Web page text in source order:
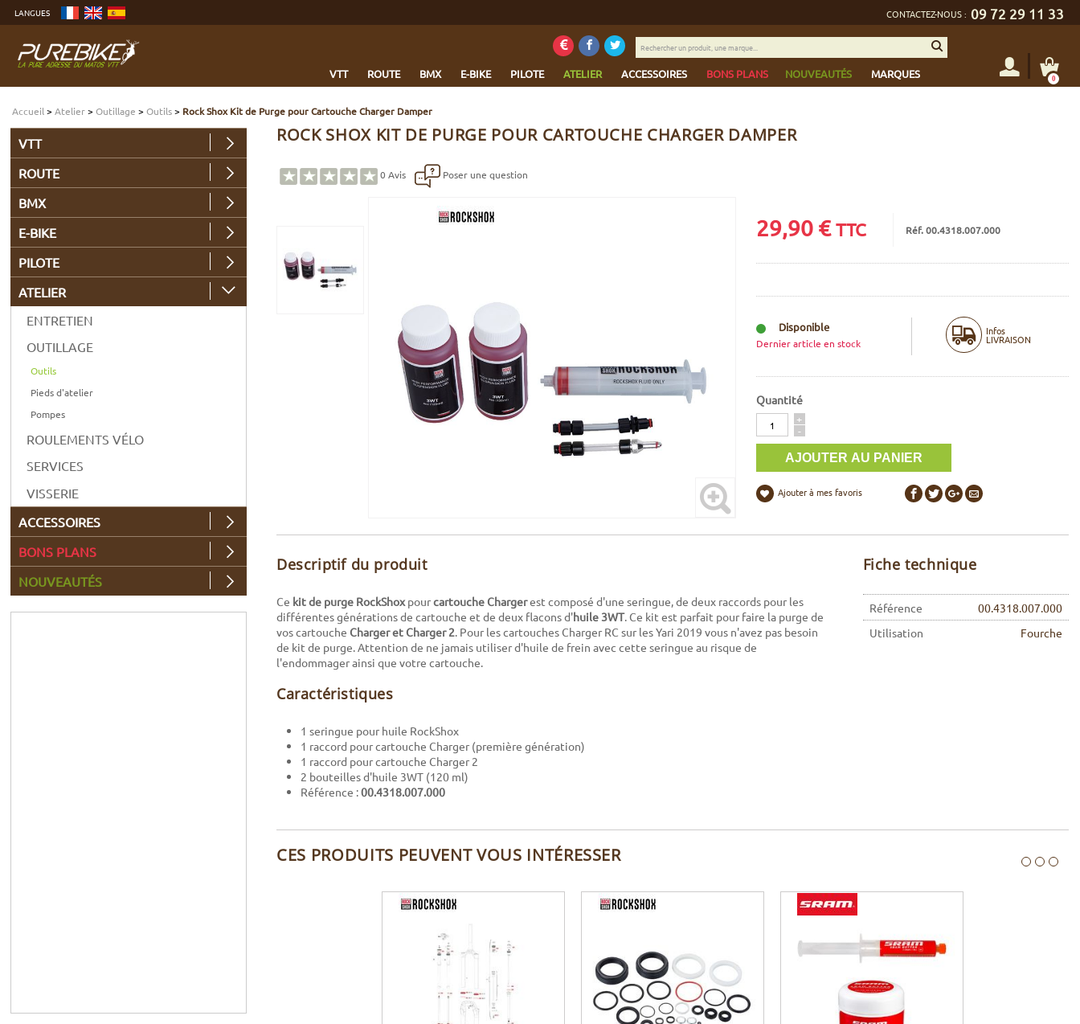
contenu
menu
Aller
CONTACTEZ-NOUS : 09 72 29 11 33
LANGUES
VTT ROUTE BMX E-BIKE PILOTE ATELIER ACCESSOIRES BONS PLANS NOUVEAUTÉS MARQUES
Rechercher
un
une
marque...
0
Accueil >Atelier>Outillage >Outils> Rock Shox Kit de Purge pour Cartouche Charger Damper
ROCK SHOX KIT DE PURGE POUR CARTOUCHE CHARGER DAMPER
0 Avis Poser une question
29,90€ TTC Réf. 00.4318.007.000
Disponible
Dernier article en stock
Infos
LIVRAISON
Quantité
Quantité
+
-
Ajouter à mes favoris
Descriptif du produit
Ce kit de purge RockShoxpourcartouche Chargerest composé d'une seringue, de deux raccords pour les
différentes générations de cartouche et de deux flacons d'huile 3WT. Ce kit est parfait pour faire la purge de
vos cartouche Charger et Charger 2. Pour les cartouches Charger RC sur les Yari 2019 vous n'avez pas besoin
de kit de purge. Attention de ne jamais utiliser d'huile de frein avec cette seringue au risque de
l'endommager ainsi que votre cartouche.
Caractéristiques
1 seringue pour huile RockShox
1 raccord pour cartouche Charger (première génération)
1 raccord pour cartouche Charger 2
2 bouteilles d'huile 3WT (120 ml)
Référence :00.4318.007.000
Fiche technique
Référence
00.4318.007.000
Utilisation
Fourche
CES PRODUITS PEUVENT VOUS INTÉRESSER
VTT
ROUTE
BMX
E-BIKE
PILOTE
ATELIER
ENTRETIEN
OUTILLAGE
Outils
Pieds d'atelier
Pompes
ROULEMENTS VÉLO
SERVICES
VISSERIE
ACCESSOIRES
BONS PLANS
NOUVEAUTÉS